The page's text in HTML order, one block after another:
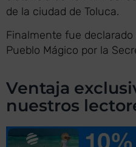
de la ciudad de Toluca.
Finalmente fue
Pueblo Mágico por la
Ventaja
nuestros